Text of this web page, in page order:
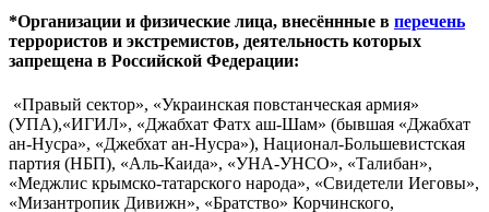
*Организации и физические лица, внесённные в перечень
террористов и экстремистов, деятельность которых
запрещена в Российской Федерации:
«Правый сектор», «Украинская повстанческая армия»
(УПА),«ИГИЛ», «Джабхат Фатх аш-Шам» (бывшая «Джабхат
ан-Нусра», «Джебхат ан-Нусра»), Национал-Большевистская
партия (НБП), «Аль-Каида», «УНА-УНСО», «Талибан»,
«Меджлис крымско-татарского народа», «Свидетели Иеговы»,
«Мизантропик Дивижн», «Братство» Корчинского,